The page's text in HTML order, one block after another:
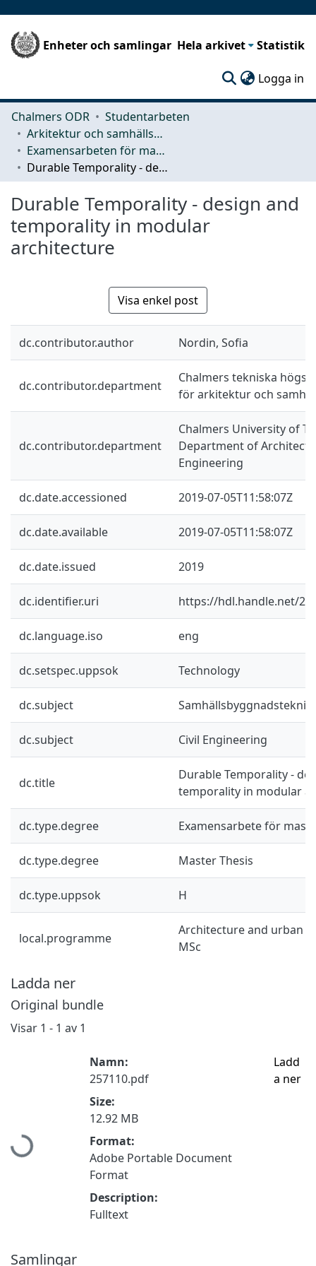
Enheter och samlingar Hela arkivet Statistik
Logga in
Chalmers ODR
Studentarbeten
Arkitektur och samhällsbyggnadsteknik (ACE)
Examensarbeten för masterexamen
Durable Temporality - design and temporality in modular architecture
Durable Temporality - design and
temporality in modular
architecture
Visa enkel post
dc.contributor.author Nordin, Sofia
dc.contributor.department
Chalmers tekniska
för arkitektur och
dc.contributor.department
Chalmers University of
Department of
Engineering
dc.date.accessioned 2019-07-05T11:58:07Z
dc.date.available 2019-07-05T11:58:07Z
dc.date.issued 2019
dc.identifier.uri https://hdl.handle.net/
dc.language.iso eng
dc.setspec.uppsok Technology
dc.subject Samhällsbyggnadsteknik
dc.subject Civil Engineering
dc.title
Durable Temporality -
temporality in modular
dc.type.degree Examensarbete för
dc.type.degree Master Thesis
dc.type.uppsok H
local.programme
Architecture and urban
MSc
Ladda ner
Original bundle
Visar 1 - 1 av 1
Hämtar...
Namn:
257110.pdf
Size:
12.92 MB
Format:
Adobe Portable Document
Format
Description:
Fulltext
Ladd
a ner
Samlingar